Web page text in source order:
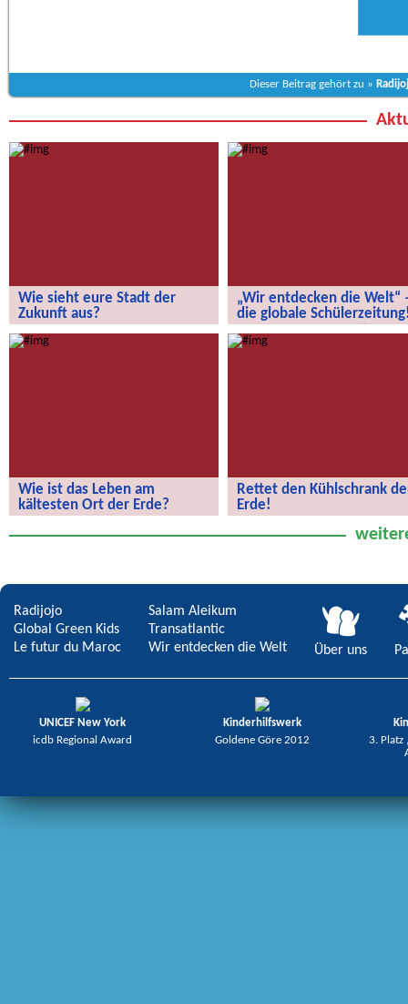
Dieser Beitrag gehört zu »
Wie sieht eure Stadt der
Zukunft aus?
„Wir entdecken die Welt“
die globale
globale Schülerzeitung!
Wie ist das Leben am
kältesten Ort der Erde?
der Erde?
Rettet den Kühlschrank
Erde!
Radijojo
Global Green Kids
Le futur du Maroc
Salam Aleikum
Transatlantic
Wir entdecken die Welt
Über uns
UNICEF New York
icdb Regional Award
Kinderhilfswerk
Goldene Göre 2012
3. Platz